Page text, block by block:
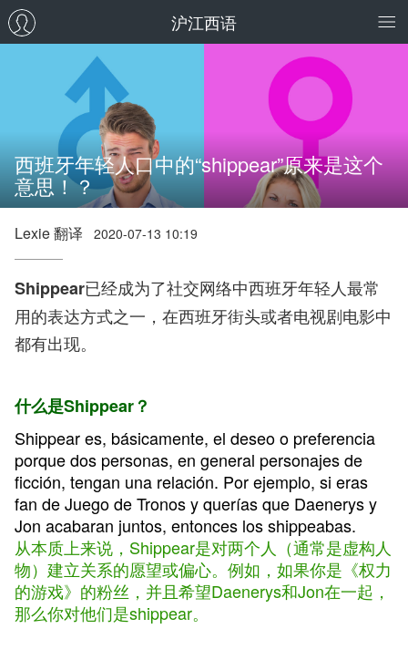
沪江西语
西班牙年轻人口中的“shippear”原来是这个
意思！？
Lexie 翻译 2020-07-13 10:19
Shippear已经成为了社交网络中西班牙年轻人最常
用的表达方式之一，在西班牙街头或者电视剧电影中
都有出现。
什么是Shippear？
Shippear es, básicamente, el deseo o preferencia
porque dos personas, en general personajes de
ficción, tengan una relación. Por ejemplo, si eras
fan de Juego de Tronos y querías que Daenerys y
Jon acabaran juntos, entonces los shippeabas.
从本质上来说，Shippear是对两个人（通常是虚构人
物）建立关系的愿望或偏心。例如，如果你是《权力
的游戏》的粉丝，并且希望Daenerys和Jon在一起，
那么你对他们是shippear。